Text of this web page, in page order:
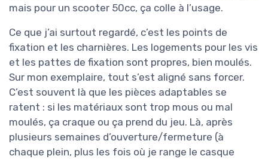
mais pour un scooter 50cc, ça colle à l’usage.
Ce que j’ai surtout regardé, c’est les points de
fixation et les charnières. Les logements pour les vis
et les pattes de fixation sont propres, bien moulés.
Sur mon exemplaire, tout s’est aligné sans forcer.
C’est souvent là que les pièces adaptables se
ratent : si les matériaux sont trop mous ou mal
moulés, ça craque ou ça prend du jeu. Là, après
plusieurs semaines d’ouverture/fermeture (à
chaque plein, plus les fois où je range le casque